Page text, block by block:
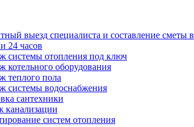
выезд специалиста и составление сметы в
24 часов
системы отопления под ключ
котельного оборудования
теплого пола
системы водоснабжения
сантехники
канализации
систем отопления